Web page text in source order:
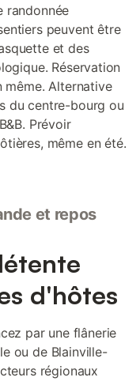
randonnée
peuvent être
et des
Réservation
même. Alternative
du centre-bourg ou
Prévoir
même en été.
et repos
d'hôtes
par une flânerie
ou de Blainville-
régionaux